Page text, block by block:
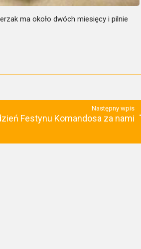
ma około dwóch miesięcy i pilnie
Następny wpis
Festynu Komandosa za nami